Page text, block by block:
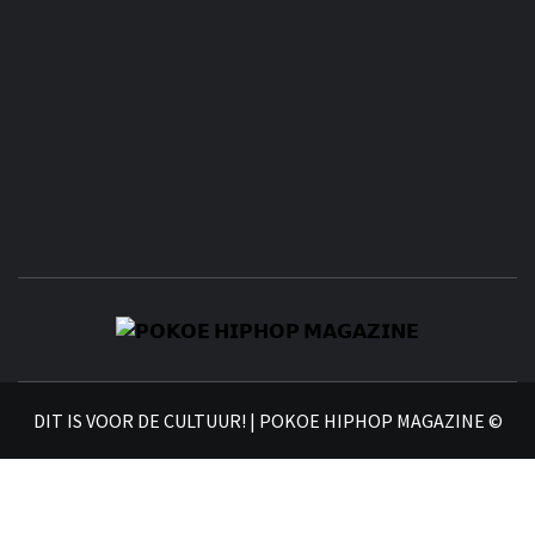
DIT IS VOOR DE CULTUUR! | POKOE HIPHOP MAGAZINE ©